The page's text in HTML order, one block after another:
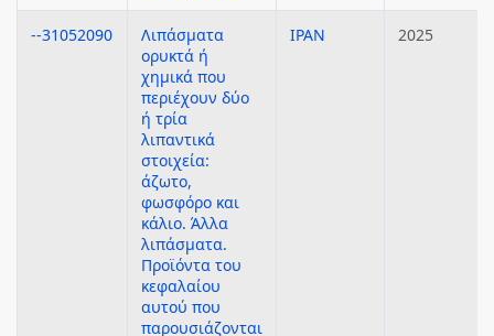
--31052090
Λιπάσματα
ορυκτά ή
χημικά που
περιέχουν δύο
ή τρία
λιπαντικά
στοιχεία:
άζωτο,
φωσφόρο και
κάλιο. Άλλα
λιπάσματα.
Προϊόντα του
κεφαλαίου
αυτού που
παρουσιάζονται
ΙΡΑΝ 2025